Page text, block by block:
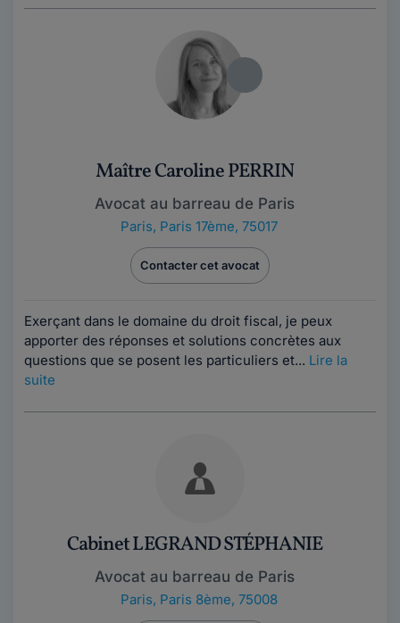
Maître Caroline PERRIN
Avocat au barreau de Paris
Paris, Paris 17ème, 75017
Contacter cet avocat
Exerçant dans le domaine du droit fiscal, je peux
apporter des réponses et solutions concrètes aux
questions que se posent les particuliers et... Lire la
suite
Cabinet LEGRAND STÉPHANIE
Avocat au barreau de Paris
Paris, Paris 8ème, 75008